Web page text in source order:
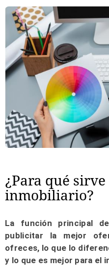
¿Para qué
inmobiliario?
La función principal
publicitar la mejor
ofreces, lo que lo
y lo que es mejor para el